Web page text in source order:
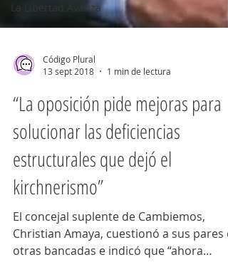
La Libertad Avanza
Código Plural
13 sept 2018
1 min de lectura
“La oposición pide mejoras para
solucionar las deficiencias
estructurales que dejó el
kirchnerismo”